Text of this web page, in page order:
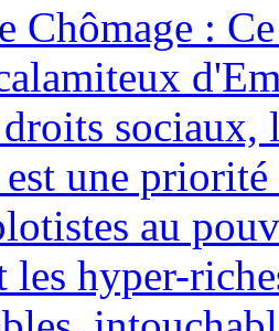
Chômage :
sociaux,
une
au
les hyper-